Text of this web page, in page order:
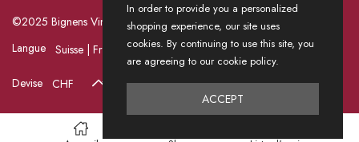
©2025 Bignens Vins / Powered by HICASS
Langue
Devise
In order to provide you a personalized
shopping experience, our site uses
cookies. By continuing to use this site, you
are agreeing to our cookie policy.
ACCEPT